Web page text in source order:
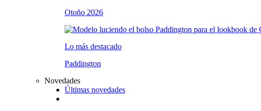
Otoño 2026
Lo más destacado
Paddington
Novedades
Últimas novedades